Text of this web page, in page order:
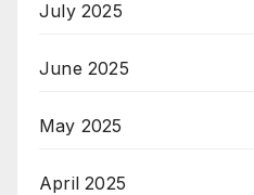
July 2025
June 2025
May 2025
April 2025